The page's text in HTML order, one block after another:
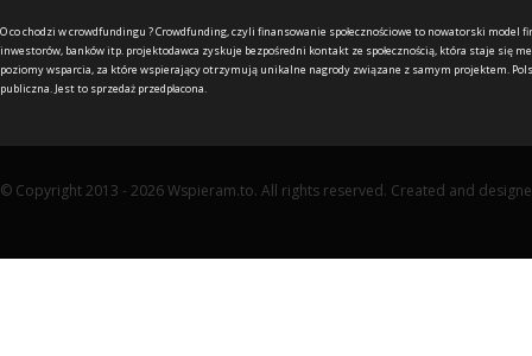
O co chodzi w crowdfundingu ?Crowdfunding, czyli finansowanie społecznościowe to nowatorski model
inwestorów, banków itp. projektodawca zyskuje bezpośredni kontakt ze społecznością, która staje się
poziomy wsparcia, za które wspierający otrzymują unikalne nagrody związane z samym projektem.
publiczna. Jest to sprzedaż przedpłacona.
© Copyright 2013 - 2026 Wspieram.to. All rights reserved. Created and